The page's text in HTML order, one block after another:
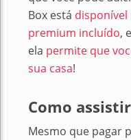
Box está disponível
premium incluído,
ela permite que
sua casa!
Como
Mesmo que pagar